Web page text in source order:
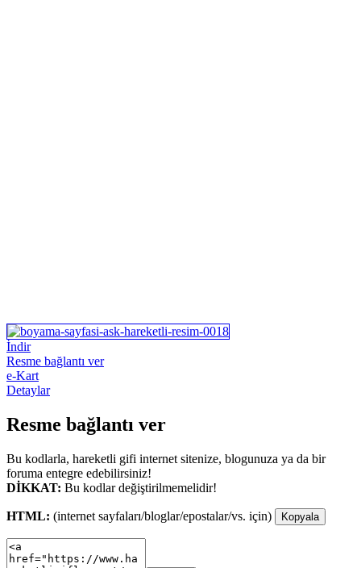
İndir
Resme bağlantı ver
e-Kart
Detaylar
Resme bağlantı ver
Bu kodlarla, hareketli gifi internet sitenize, blogunuza ya da bir
foruma entegre edebilirsiniz!
DİKKAT: Bu kodlar değiştirilmemelidir!
HTML: (internet sayfaları/bloglar/epostalar/vs. için) Kopyala